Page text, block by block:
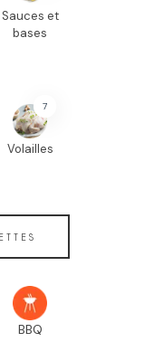
Sauces et
bases
7
Volailles
BBQ